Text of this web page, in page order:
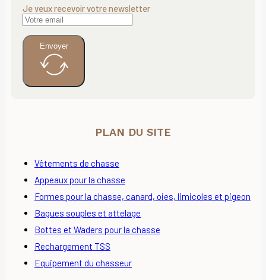
Je veux recevoir votre newsletter
Envoyer
PLAN DU SITE
Vêtements de chasse
Appeaux pour la chasse
Formes pour la chasse, canard, oies, limicoles et pigeon
Bagues souples et attelage
Bottes et Waders pour la chasse
Rechargement TSS
Equipement du chasseur